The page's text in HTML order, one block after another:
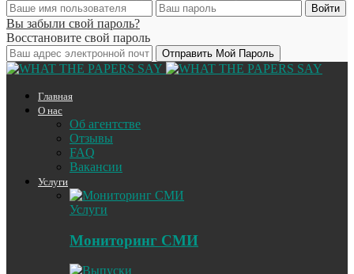
Вы забыли свой пароль?
Восстановите свой пароль
Главная
О нас
Об агентстве
Отзывы
FAQ
Вакансии
Услуги
Услуги
Мониторинг СМИ